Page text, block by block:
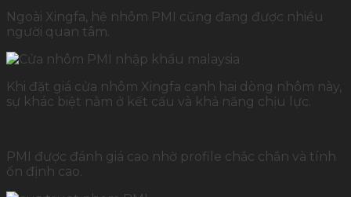
Ngoài Xingfa, hệ nhôm PMI cũng đang được nhiều
người quan tâm.
Khi đặt giá cửa nhôm Xingfa cạnh hai dòng nhôm này,
sự khác biệt nằm ở kết cấu và khả năng chịu lực.
PMI được đánh giá cao nhờ profile chắc chắn và tính
ổn định cao.